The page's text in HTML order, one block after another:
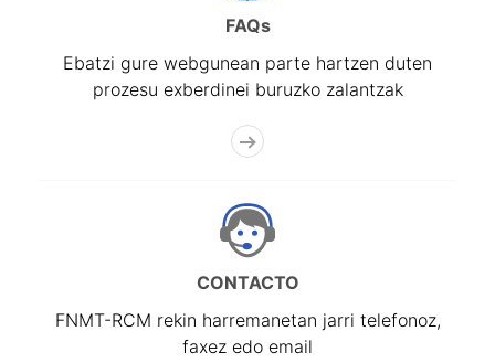
FAQs
Ebatzi gure webgunean parte hartzen duten
prozesu exberdinei buruzko zalantzak
CONTACTO
FNMT-RCM rekin harremanetan jarri telefonoz,
faxez edo email